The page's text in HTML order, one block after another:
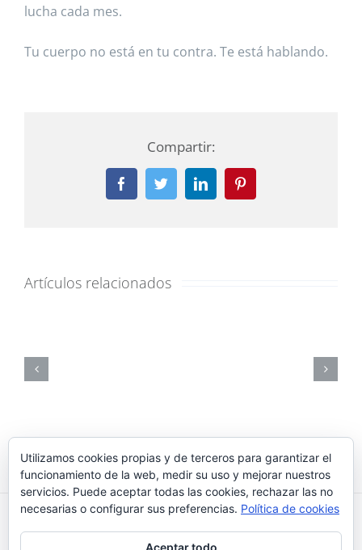
lucha cada mes.
Tu cuerpo no está en tu contra. Te está hablando.
Compartir:
FacebookTwitterLinkedInPinterest
Artículos relacionados
Reikiaiumi 2018 © |¿Qué son las cookies?|Política de
Utilizamos cookies propias y de terceros para garantizar el
funcionamiento de la web, medir su uso y mejorar nuestros
servicios. Puede aceptar todas las cookies, rechazar las no
necesarias o configurar sus preferencias. Política de cookies
Aceptar todo